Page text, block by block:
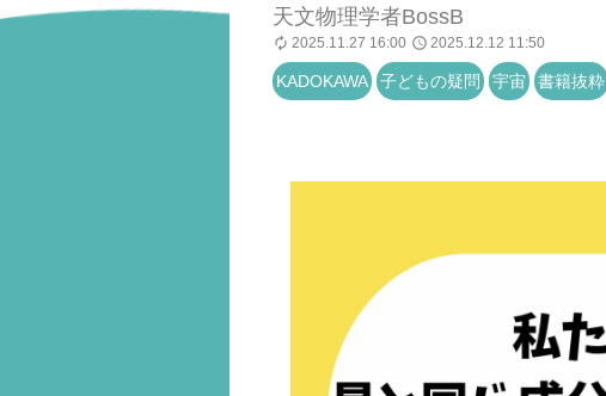
天文物理学者BossB
2025.11.27 16:00 2025.12.12 11:50
KADOKAWA 子どもの疑問 宇宙 書籍抜粋